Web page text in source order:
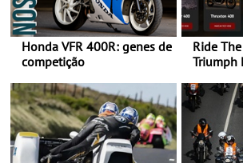
Honda VFR 400R: genes de
competição
Ride
Triumph